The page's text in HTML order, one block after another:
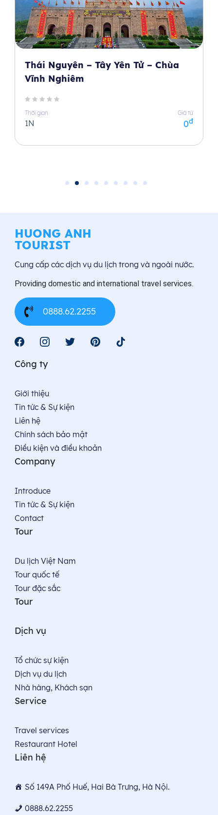
Thái Nguyên – Tây Yên Tử – Chùa
Vĩnh Nghiêm
Thời gian
1N
Giá từ
0đ
HUONG ANH
TOURIST
Cung cấp các dịch vụ du lịch trong và ngoài nước.
Providing domestic and international travel services.
0888.62.2255
Công ty
Giới thiệu
Tin tức & Sự kiện
Liên hệ
Chính sách bảo mật
Điều kiện và điều khoản
Company
Introduce
Tin tức & Sự kiện
Contact
Tour
Du lịch Việt Nam
Tour quốc tế
Tour đặc sắc
Tour
Dịch vụ
Tổ chức sự kiện
Dịch vụ du lịch
Nhà hàng, Khách sạn
Service
Travel services
Restaurant Hotel
Liên hệ
Số 149A Phố Huế, Hai Bà Trưng, Hà Nội.
0888.62.2255